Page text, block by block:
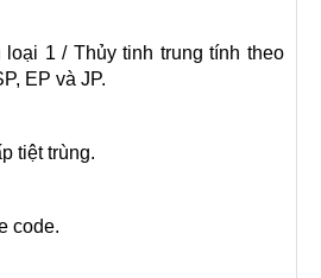
loại 1 / Thủy tinh trung tính theo
EP và JP.
tiệt trùng.
code.